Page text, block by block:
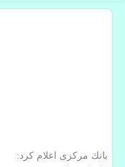
بانك مركزی اعلام كرد: